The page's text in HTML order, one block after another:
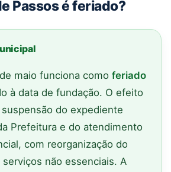
Passos é feriado?
maio funciona como feriado
à data de fundação. O efeito
do expediente
Prefeitura e do atendimento
com reorganização do
não essenciais. A